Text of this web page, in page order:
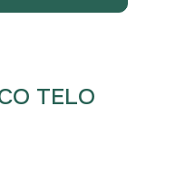
TELO